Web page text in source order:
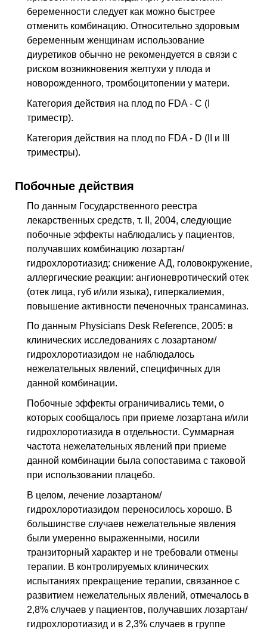
беременности следует как можно быстрее
отменить комбинацию. Относительно здоровым
беременным женщинам использование
диуретиков обычно не рекомендуется в связи с
риском возникновения желтухи у плода и
новорожденного, тромбоцитопении у матери.
Категория действия на плод по FDA - C (I
триместр).
Категория действия на плод по FDA - D (II и III
триместры).
Побочные действия
По данным Государственного реестра
лекарственных средств, т. II, 2004, следующие
побочные эффекты наблюдались у пациентов,
получавших комбинацию лозартан/
гидрохлоротиазид: снижение АД, головокружение,
аллергические реакции: ангионевротический отек
(отек лица, губ и/или языка), гиперкалиемия,
повышение активности печеночных трансаминаз.
По данным Physicians Desk Reference, 2005: в
клинических исследованиях с лозартаном/
гидрохлоротиазидом не наблюдалось
нежелательных явлений, специфичных для
данной комбинации.
Побочные эффекты ограничивались теми, о
которых сообщалось при приеме лозартана и/или
гидрохлоротиазида в отдельности. Суммарная
частота нежелательных явлений при приеме
данной комбинации была сопоставима с таковой
при использовании плацебо.
В целом, лечение лозартаном/
гидрохлоротиазидом переносилось хорошо. В
большинстве случаев нежелательные явления
были умеренно выраженными, носили
транзиторный характер и не требовали отмены
терапии. В контролируемых клинических
испытаниях прекращение терапии, связанное с
развитием нежелательных явлений, отмечалось в
2,8% случаев у пациентов, получавших лозартан/
гидрохлоротиазид и в 2,3% случаев в группе